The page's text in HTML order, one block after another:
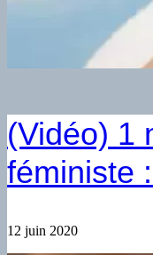
(Vidéo) 1
féministe
12 juin 2020